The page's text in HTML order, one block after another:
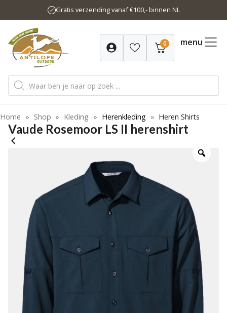
naar
inhoud
Gratis verzending vanaf €100,- binnen NL
0 menu
Producten
zoeken
Home » Shop » Kleding » Herenkleding » Heren Shirts
Vaude Rosemoor LS II herenshirt